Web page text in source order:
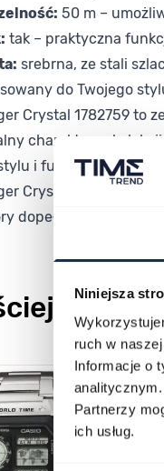
Niniejsza
ruch w
Informacje o
analitycznym.
Partnerzy
ich usług.
50 m –
tak – praktyczna
srebrna, ze stali
do Twojego
Crystal 1782759 to
charakter w
i funkcjonalności
Crystal 1782759
dopełni strój i doda
karuzeli jest
karuzelę
do nawigacji karuzeli